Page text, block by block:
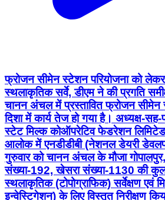
फ्रोजन सीमेन स्टेशन परियोजना को लेकर
स्थलाकृतिक सर्वे, डीएम ने की प्रगति
चानन अंचल में प्रस्तावित फ्रोजन सीमेन
दिशा में कार्य तेज हो गया है। अध्यक्ष-सह-
स्टेट मिल्क कोऑपरेटिव फेडरेशन
आलोक में एनडीडीबी (नेशनल डेयरी
गुरुवार को चानन अंचल के मौजा
संख्या-192, खेसरा संख्या-1130 की
स्थलाकृतिक (टोपोग्राफिक) सर्वेक्षण एवं
इन्वेस्टिगेशन) के लिए विस्तृत निरीक्षण